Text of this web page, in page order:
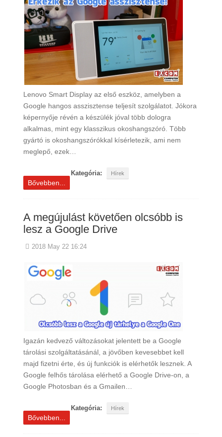
Lenovo Smart Display az első eszköz, amelyben a
Google hangos asszisztense teljesít szolgálatot. Jókora
képernyője révén a készülék jóval több dologra
alkalmas, mint egy klasszikus okoshangszóró. Több
gyártó is okoshangszórókkal kísérletezik, ami nem
meglepő, ezek…
Kategória: Hírek
Bővebben...
A megújulást követően olcsóbb is
lesz a Google Drive
2018 May 22 16:24
Igazán kedvező változásokat jelentett be a Google
tárolási szolgáltatásánál, a jövőben kevesebbet kell
majd fizetni érte, és új funkciók is elérhetők lesznek. A
Google felhős tárolása elérhető a Google Drive-on, a
Google Photosban és a Gmailen…
Kategória: Hírek
Bővebben...